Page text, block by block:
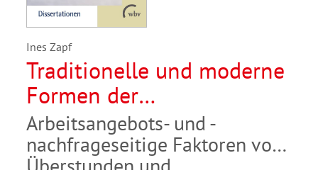
Ines Zapf
Traditionelle und moderne
Formen der
Arbeitszeitflexibilität
Arbeitsangebots- und -
nachfrageseitige Faktoren von